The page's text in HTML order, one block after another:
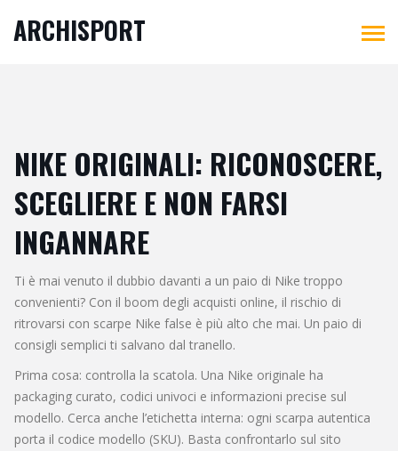
ARCHISPORT
NIKE ORIGINALI: RICONOSCERE,
SCEGLIERE E NON FARSI
INGANNARE
Ti è mai venuto il dubbio davanti a un paio di Nike troppo
convenienti? Con il boom degli acquisti online, il rischio di
ritrovarsi con scarpe Nike false è più alto che mai. Un paio di
consigli semplici ti salvano dal tranello.
Prima cosa: controlla la scatola. Una Nike originale ha
packaging curato, codici univoci e informazioni precise sul
modello. Cerca anche l’etichetta interna: ogni scarpa autentica
porta il codice modello (SKU). Basta confrontarlo sul sito